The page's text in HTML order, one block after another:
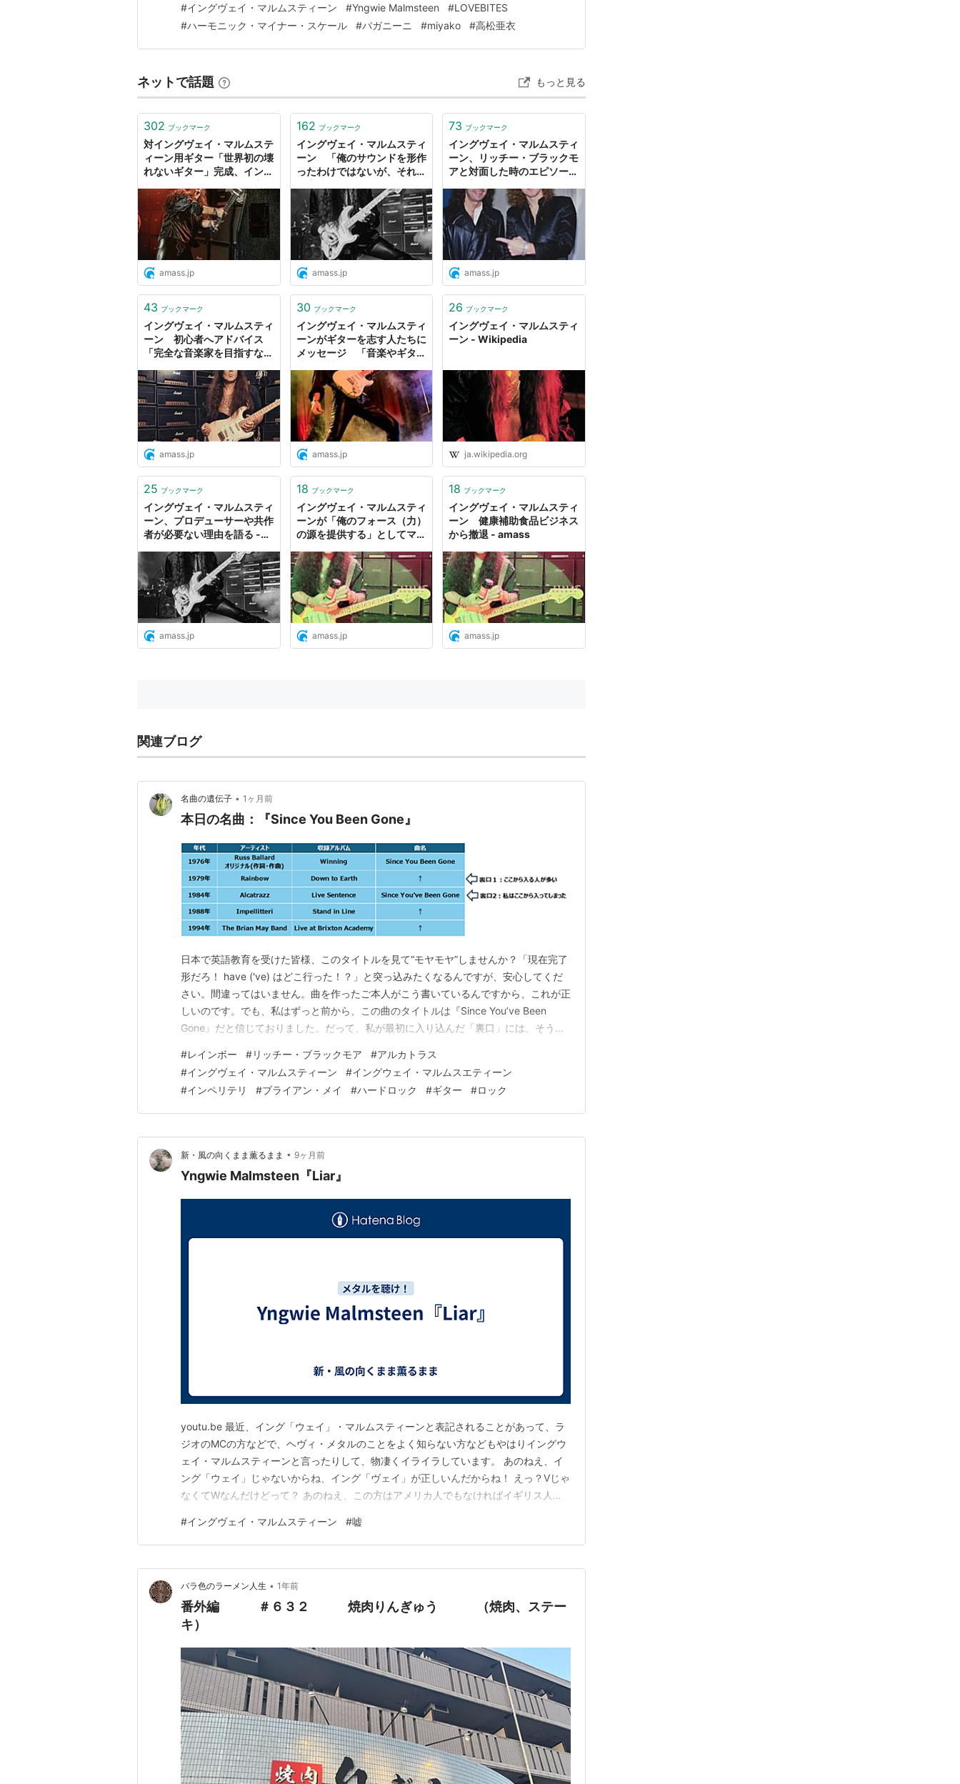
『スウェーデンでは俺は嫌われているんだ。理由は俺に才能があって成功し
『奴は俺のプレイを端から端までパクっているもの（笑）どうでもいいけど
あの連中には腹立たしい奴が多いよ。特にクリスね！彼らの多くは僕から多
くをパクっておいて、それを認めないんだ。”Liarー”（と歌い始める）』
（クリス・インペリテリに対して）
『アイツがオレをパクってないって？ もし本気でそう思っているんならこ
いつは頭が完全におかしい。とんでもない話だ！あの醜い顔を殴ってやりた
い！』（ティモ・トルキに対して）
『…あの当時、彼は髪の毛の問題があったんだ。ハゲ始めてきたからカツラ
を手に入れたんだが、カツラを手に入れた途端、自分は世界で一番のスター
だと勘違いし始めたんだ。それに、彼は変な行動が多かったね。変わってい
たよ。手に負えなかったね。クレイジーだったよ』（マーク・ボールズに対
して）
『あいつは「いやぁ うちのカミさんが…このところずっと留守にしていた
し…」とか言いやがって！あの負け犬野郎が！ 負け犬だよ！』（バリー・ダ
ナウェイに対して）
『彼はドラマーとしては最高だったが、とんでもない馬鹿だった。生まれて
このかた、あれ以上頭の悪い奴には会った事がないっていうくらい酷くて、
この俺でさえ手におえなかったんだ。そんじょそこいらの馬鹿とは訳が違う
ぜ！.あれは世界でも１・２を争うほど凄まじいバカだ！.脳みそがあるとは
とても思えなかったね』（ボー・ワーナーに対して）
『ハッハー！まるでお笑いだぜ！』（SLAYERの曲を聴いて）
『ウェー、ひどいな！！これだけたくさんのミスがあると一晩中かかっても
指摘しきれないぜ。まるで才能ないね』（EXODUSの曲を聴いて）
『死んだ魚みたいになった奴らと一緒に音楽を作ることは出来ないんだよ。
うんざりだよ。不感症の女みたいで・・・・俺が好きなのは色情狂だ』（大
勢に対して）
『俺は皆と友達だよ。敵はいない。友達だけだ。唯一嫌いなのはブルース・
ディッキンソンだ。あいつは大嫌いだ。あいつはAssholeだからだ。あいつ
はとんでもない野郎だ。生まれてから会った人間のなかでも一番非礼なやつ
スティーン率いるバンド、イングヴェイ・マルムスティーンズ・ライジングフォースの
1s…
#イングヴェイ・マルムスティーン #Yngwie Malmsteen #LOVEBITES
#ハーモニック・マイナー・スケール #パガニーニ #miyako #高松亜衣
ネットで話題 もっと見る
302 ブックマーク
対イングヴェイ・マルムステ
ィーン用ギター「世界初の壊
れないギター」完成、イング
施 映像公開 - amass
amass.jp
162 ブックマーク
イングヴェイ・マルムスティ
ーン 「俺のサウンドを形作
ったわけではないが、それで
タリスト」発表 - amass
amass.jp
73 ブックマーク
イングヴェイ・マルムスティ
ーン、リッチー・ブラックモ
アと対面した時のエピソード
大成功 その次は無視される
- amass
amass.jp
43 ブックマーク
イングヴェイ・マルムスティ
ーン 初心者へアドバイス
「完全な音楽家を目指すなら
苦労が必要だ」 - amass
amass.jp
30 ブックマーク
イングヴェイ・マルムスティ
ーンがギターを志す人たちに
メッセージ 「音楽やギター
amass
amass.jp
26 ブックマーク
イングヴェイ・マルムスティ
ーン - Wikipedia
ja.wikipedia.org
25 ブックマーク
イングヴェイ・マルムスティ
ーン、プロデューサーや共作
者が必要ない理由を語る -
amass.jp
18 ブックマーク
イングヴェイ・マルムスティ
ーンが「俺のフォース（力）
の源を提供する」としてマル
Malmsteen's Force』販売 -
amass
amass.jp
18 ブックマーク
イングヴェイ・マルムスティ
ーン 健康補助食品ビジネス
から撤退 - amass
amass.jp
関連ブログ
名曲の遺伝子 • 1ヶ月前
本日の名曲：『Since You Been Gone』
日本で英語教育を受けた皆様、このタイトルを見て“モヤモヤ”しませんか？「現在完了
形だろ！ have ('ve) はどこ行った！？」と突っ込みたくなるんですが、安心してくだ
さい。間違ってはいません。曲を作ったご本人がこう書いているんですから、これが正
しいのです。でも、私はずっと前から、この曲のタイトルは『Since You’ve Been
Gone』だと信じておりました。だって、私が最初に入り込んだ「裏口」には、そう書
れるたびに好き勝手にギターソロをいじられ、しまいには曲名まで変えられてしまった
（？）にもかかわ…
#レインボー #リッチー・ブラックモア #アルカトラス
#イングヴェイ・マルムスティーン #イングウェイ・マルムスエティーン
#インペリテリ #ブライアン・メイ #ハードロック #ギター #ロック
新・風の向くまま薫るまま • 9ヶ月前
Yngwie Malmsteen『Liar』
youtu.be 最近、イング「ウェイ」・マルムスティーンと表記されることがあって、ラ
ジオのMCの方などで、ヘヴィ・メタルのことをよく知らない方などもやはりイングウ
ェイ・マルムスティーンと言ったりして、物凄くイライラしています。 あのねえ、イ
ング「ウェイ」じゃないからね、イング「ヴェイ」が正しいんだからね！ えっ？Vじゃ
なくてWなんだけどって？ あのねえ、この方はアメリカ人でもなければイギリス人で
いますが、イングヴェイは歌ってはいないです。変態的速弾きギター・ソロを弾きまく
っている人の方です。 間違えないでね。 …
#イングヴェイ・マルムスティーン #嘘
バラ色のラーメン人生 • 1年前
番外編 ＃６３２ 焼肉りんぎゅう （焼肉、ステー
キ）